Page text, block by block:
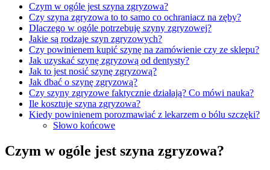
Czym w ogóle jest szyna zgryzowa?
Czy szyna zgryzowa to to samo co ochraniacz na zęby?
Dlaczego w ogóle potrzebuję szyny zgryzowej?
Jakie są rodzaje szyn zgryzowych?
Czy powinienem kupić szynę na zamówienie czy ze sklepu?
Jak uzyskać szynę zgryzową od dentysty?
Jak to jest nosić szynę zgryzową?
Jak dbać o szynę zgryzową?
Czy szyny zgryzowe faktycznie działają? Co mówi nauka?
Ile kosztuje szyna zgryzowa?
Kiedy powinienem porozmawiać z lekarzem o bólu szczęki?
Słowo końcowe
Czym w ogóle jest szyna zgryzowa?